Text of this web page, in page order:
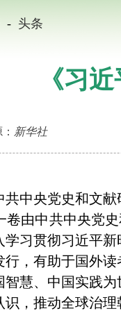
- 头条
《习
新华社
央党史和文献
中共中央党史
习贯彻习近平
有助于国外读
慧、中国实践
，推动全球治